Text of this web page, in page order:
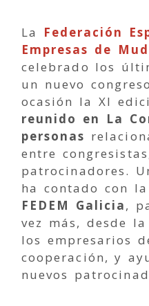
La Federación
Empresas de
celebrado los
un nuevo
ocasión la XI
reunido en La
personas
entre
patrocinadores.
ha contado con
FEDEM Galicia,
vez más, desde
los empresarios
cooperación, y
nuevos